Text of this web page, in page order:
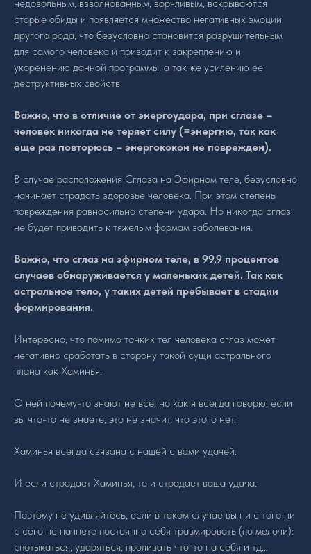
недовольным, взволнованным, ворчливым, вскрываются
старые обиды и появляется множество негативных эмоций
другого рода, что безусловно становится разрушительным
для самого человека и приводит к закреплению и
укоренению данной программы, а так же усилению ее
деструктивных свойств.
Важно, что в отличие от энергоудара, при сглазе –
человек никогда не теряет силу (=энергию, так как
еще раз повторюсь – энергококон не поврежден).
В случае расположения Сглаза на Эфирном теле, безусловно
начинает страдать здоровье человека. При этом степень
повреждения равносильно степени удара. Но никогда сглаз
не будет приводить к тяжелым формам заболевания.
Важно, что сглаз на эфирном теле, в 99,9 процентов
случаев обнаруживается у маленьких детей. Так как
астральное тело, у таких детей пребывает в стадии
формирования.
Интересно, что помимо тонких тел человека сглаз может
негативно сработать в сторону такой сущи астрального
плана как Хаминья.
О ней почему-то знают не все, но как я всегда говорю, если
вы что-то не знаете, это не значит, что этого нет.
Хаминья всегда связана с нашей с вами удачей.
И если страдает Хаминья, то и страдает ваша удача.
Поэтому не удивляйтесь, если в таком случае вы ни с того ни
с сего не начнете постоянно себя травмировать (по мелочи):
спотыкаться, ударяться, проливать что-то на себя и тд…